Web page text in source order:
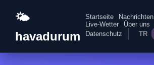
🌤️
havadurum
Startseite Nachrichten
Live-Wetter
Über uns
Datenschutz
TR